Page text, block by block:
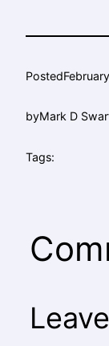
Posted
byMark D
Tags: